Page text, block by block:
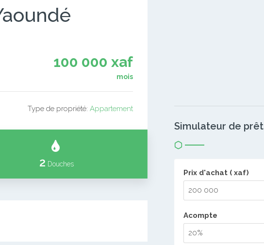
100 000 xaf
mois
Type de propriété: Appartement
2 Douches
Simulateur de prêt
Prix d'achat ( xaf)
Acompte